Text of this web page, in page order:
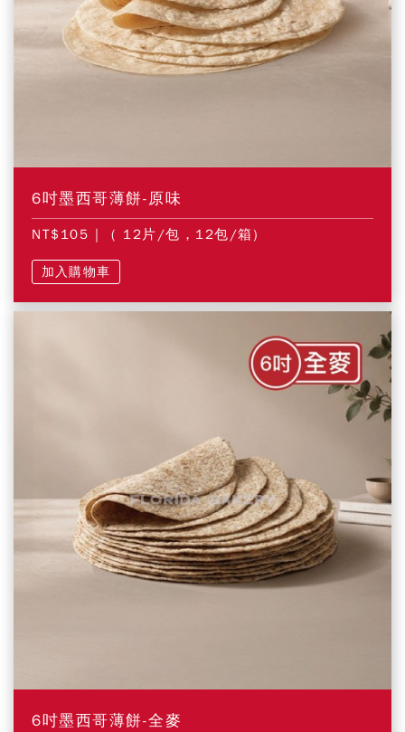
6吋墨西哥薄餅-原味
NT$105 | ( 12片/包，12包/箱)
加入購物車
6吋墨西哥薄餅-全麥